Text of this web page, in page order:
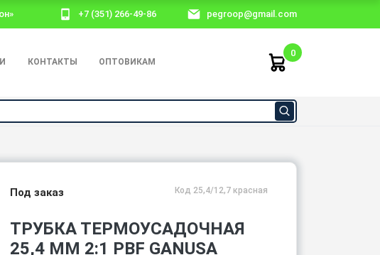
+7 (351) 266-49-86 pegroop@gmail.com
КОНТАКТЫ ОПТОВИКАМ
0
Под заказ Код 25,4/12,7 красная
ТРУБКА ТЕРМОУСАДОЧНАЯ
25,4 ММ 2:1 PBF GANUSA